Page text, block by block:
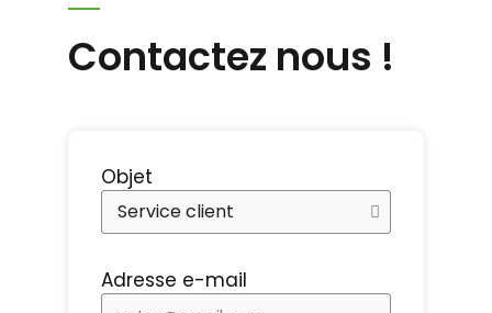
Contactez nous !
Objet
Adresse e-mail